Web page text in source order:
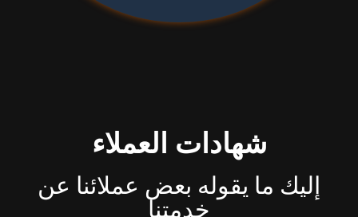
شهادات العملاء
إليك ما يقوله بعض عملائنا عن
خدمتنا